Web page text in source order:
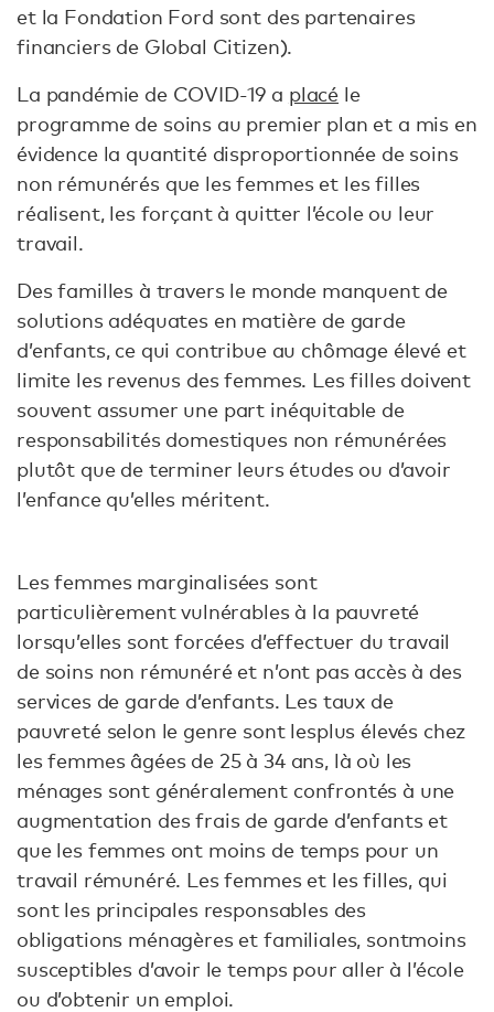
et la Fondation Ford sont des partenaires
financiers de Global Citizen).
La pandémie de COVID-19 a placé le
programme de soins au premier plan et a mis en
évidence la quantité disproportionnée de soins
non rémunérés que les femmes et les filles
réalisent, les forçant à quitter l’école ou leur
travail.
Des familles à travers le monde manquent de
solutions adéquates en matière de garde
d’enfants, ce qui contribue au chômage élevé et
limite les revenus des femmes. Les filles doivent
souvent assumer une part inéquitable de
responsabilités domestiques non rémunérées
plutôt que de terminer leurs études ou d’avoir
l’enfance qu’elles méritent.
Les femmes marginalisées sont
particulièrement vulnérables à la pauvreté
lorsqu’elles sont forcées d’effectuer du travail
de soins non rémunéré et n’ont pas accès à des
services de garde d’enfants. Les taux de
pauvreté selon le genre sont lesplus élevés chez
les femmes âgées de 25 à 34 ans, là où les
ménages sont généralement confrontés à une
augmentation des frais de garde d’enfants et
que les femmes ont moins de temps pour un
travail rémunéré. Les femmes et les filles, qui
sont les principales responsables des
obligations ménagères et familiales, sontmoins
susceptibles d’avoir le temps pour aller à l’école
ou d’obtenir un emploi.